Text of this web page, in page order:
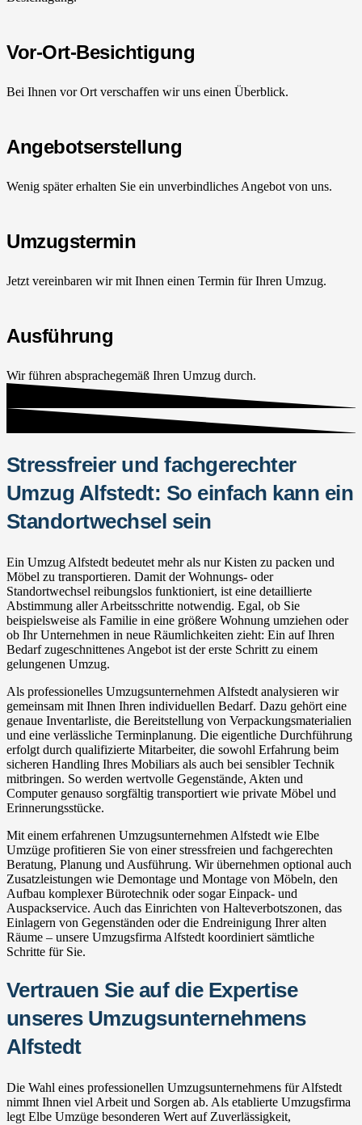
Vor-Ort-Besichtigung
Bei Ihnen vor Ort verschaffen wir uns einen Überblick.
Angebotserstellung
Wenig später erhalten Sie ein unverbindliches Angebot von uns.
Umzugstermin
Jetzt vereinbaren wir mit Ihnen einen Termin für Ihren Umzug.
Ausführung
Wir führen absprachegemäß Ihren Umzug durch.
Stressfreier und fachgerechter
Umzug Alfstedt: So einfach kann ein
Standortwechsel sein
Ein Umzug Alfstedt bedeutet mehr als nur Kisten zu packen und
Möbel zu transportieren. Damit der Wohnungs- oder
Standortwechsel reibungslos funktioniert, ist eine detaillierte
Abstimmung aller Arbeitsschritte notwendig. Egal, ob Sie
beispielsweise als Familie in eine größere Wohnung umziehen oder
ob Ihr Unternehmen in neue Räumlichkeiten zieht: Ein auf Ihren
Bedarf zugeschnittenes Angebot ist der erste Schritt zu einem
gelungenen Umzug.
Als professionelles Umzugsunternehmen Alfstedt analysieren wir
gemeinsam mit Ihnen Ihren individuellen Bedarf. Dazu gehört eine
genaue Inventarliste, die Bereitstellung von Verpackungsmaterialien
und eine verlässliche Terminplanung. Die eigentliche Durchführung
erfolgt durch qualifizierte Mitarbeiter, die sowohl Erfahrung beim
sicheren Handling Ihres Mobiliars als auch bei sensibler Technik
mitbringen. So werden wertvolle Gegenstände, Akten und
Computer genauso sorgfältig transportiert wie private Möbel und
Erinnerungsstücke.
Mit einem erfahrenen Umzugsunternehmen Alfstedt wie Elbe
Umzüge profitieren Sie von einer stressfreien und fachgerechten
Beratung, Planung und Ausführung. Wir übernehmen optional auch
Zusatzleistungen wie Demontage und Montage von Möbeln, den
Aufbau komplexer Bürotechnik oder sogar Einpack- und
Auspackservice. Auch das Einrichten von Halteverbotszonen, das
Einlagern von Gegenständen oder die Endreinigung Ihrer alten
Räume – unsere Umzugsfirma Alfstedt koordiniert sämtliche
Schritte für Sie.
Vertrauen Sie auf die Expertise
unseres Umzugsunternehmens
Alfstedt
Die Wahl eines professionellen Umzugsunternehmens für Alfstedt
nimmt Ihnen viel Arbeit und Sorgen ab. Als etablierte Umzugsfirma
legt Elbe Umzüge besonderen Wert auf Zuverlässigkeit,